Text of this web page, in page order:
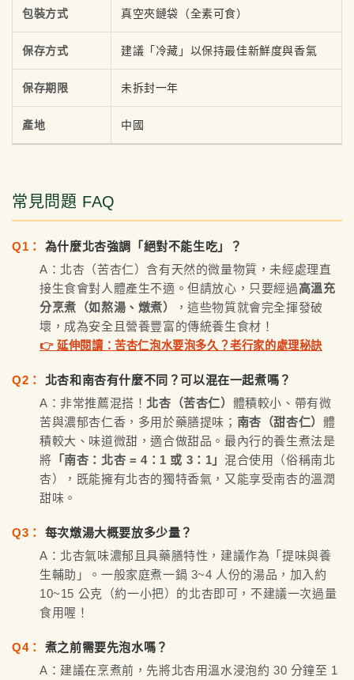
包裝方式 真空夾鏈袋（全素可食）
保存方式 建議「冷藏」以保持最佳新鮮度與香氣
保存期限 未拆封一年
產地 中國
常見問題 FAQ
Q1：
為什麼北杏強調「絕對不能生吃」？
A：北杏（苦杏仁）含有天然的微量物質，未經處理直
接生食會對人體產生不適。但請放心，只要經過高溫充
分烹煮（如熬湯、燉煮）
，這些物質就會完全揮發破
壞，成為安全且營養豐富的傳統養生食材！
👉 延伸閱讀：苦杏仁泡水要泡多久？老行家的處理秘訣
Q2：
北杏和南杏有什麼不同？可以混在一起煮嗎？
A：非常推薦混搭！ 北杏（苦杏仁） 體積較小、帶有微
苦與濃郁杏仁香，多用於藥膳提味； 南杏（甜杏仁） 體
積較大、味道微甜，適合做甜品。最內行的養生煮法是
將 「南杏：北杏 = 4：1 或 3：1」混合使用（俗稱南北
杏），既能擁有北杏的獨特香氣，又能享受南杏的溫潤
甜味。
Q3：
每次燉湯大概要放多少量？
A：北杏氣味濃郁且具藥膳特性，建議作為「提味與養
生輔助」。一般家庭煮一鍋 3~4 人份的湯品，加入約
10~15 公克（約一小把）的北杏即可，不建議一次過量
食用喔！
Q4：
煮之前需要先泡水嗎？
A：建議在烹煮前，先將北杏用溫水浸泡約 30 分鐘至 1